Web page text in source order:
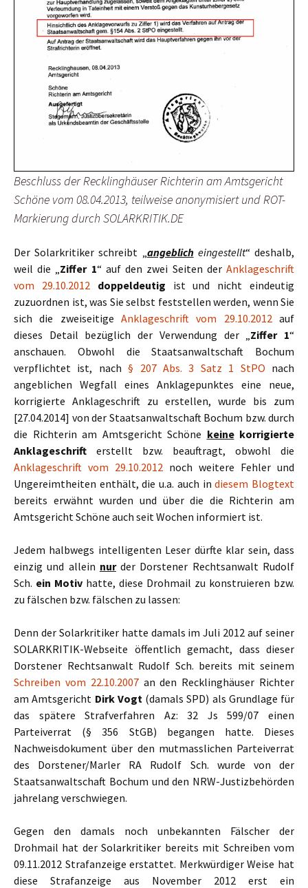
Beschluss der Recklinghäuser Richterin am Amtsgericht
Schöne vom 08.04.2013, teilweise anonymisiert und ROT-
Markierung durch SOLARKRITIK.DE
Der Solarkritiker schreibt „ angeblicheingestellt“ deshalb,
weil die „ Ziffer 1“ auf den zwei Seiten derAnklageschrift
vom 29.10.2012
doppeldeutig ist und nicht eindeutig
zuzuordnen ist, was Sie selbst feststellen werden, wenn Sie
sich die zweiseitige Anklageschrift vom 29.10.2012auf
dieses Detail bezüglich der Verwendung der „ Ziffer 1“
anschauen. Obwohl die Staatsanwaltschaft Bochum
verpflichtet ist, nach § 207 Abs. 3 Satz 1 StPO nach
angeblichen Wegfall eines Anklagepunktes eine neue,
korrigierte Anklageschrift zu erstellen, wurde bis zum
[27.04.2014] von der Staatsanwaltschaft Bochum bzw. durch
die Richterin am Amtsgericht Schöne keinekorrigierte
Anklageschrift erstellt bzw. beauftragt, obwohl die
Anklageschrift vom 29.10.2012 noch weitere Fehler und
Ungereimtheiten enthält, die u.a. auch indiesem Blogtext
bereits erwähnt wurden und über die die Richterin am
Amtsgericht Schöne auch seit Wochen informiert ist.
Jedem halbwegs intelligenten Leser dürfte klar sein, dass
einzig und allein nurder Dorstener Rechtsanwalt Rudolf
Sch. ein Motiv hatte, diese Drohmail zu konstruieren bzw.
zu fälschen bzw. fälschen zu lassen:
Denn der Solarkritiker hatte damals im Juli 2012 auf seiner
SOLARKRITIK-Webseite öffentlich gemacht, dass dieser
Dorstener Rechtsanwalt Rudolf Sch. bereits mit seinem
Schreiben vom 22.10.2007 an den Recklinghäuser Richter
am Amtsgericht Dirk Vogt (damals SPD) als Grundlage für
das spätere Strafverfahren Az: 32 Js 599/07 einen
Parteiverrat (§ 356 StGB) begangen hatte. Dieses
Nachweisdokument über den mutmasslichen Parteiverrat
des Dorstener/Marler RA Rudolf Sch. wurde von der
Staatsanwaltschaft Bochum und den NRW-Justizbehörden
jahrelang verschwiegen.
Gegen den damals noch unbekannten Fälscher der
Drohmail hat der Solarkritiker bereits mit Schreiben vom
09.11.2012 Strafanzeige erstattet. Merkwürdiger Weise hat
diese Strafanzeige aus November 2012 erst ein